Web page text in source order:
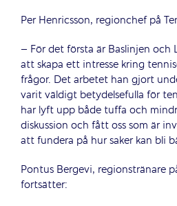
Per Henricsson, regionchef på
– För det första är Baslinjen och
att skapa ett intresse kring
frågor. Det arbetet han gjort
varit väldigt betydelsefulla för
har lyft upp både tuffa och
diskussion och fått oss som är
att fundera på hur saker kan bli
Pontus Bergevi, regionstränare
fortsätter: